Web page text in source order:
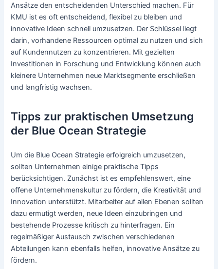
Ansätze den entscheidenden Unterschied machen. Für
KMU ist es oft entscheidend, flexibel zu bleiben und
innovative Ideen schnell umzusetzen. Der Schlüssel liegt
darin, vorhandene Ressourcen optimal zu nutzen und sich
auf Kundennutzen zu konzentrieren. Mit gezielten
Investitionen in Forschung und Entwicklung können auch
kleinere Unternehmen neue Marktsegmente erschließen
und langfristig wachsen.
Tipps zur praktischen Umsetzung
der Blue Ocean Strategie
Um die Blue Ocean Strategie erfolgreich umzusetzen,
sollten Unternehmen einige praktische Tipps
berücksichtigen. Zunächst ist es empfehlenswert, eine
offene Unternehmenskultur zu fördern, die Kreativität und
Innovation unterstützt. Mitarbeiter auf allen Ebenen sollten
dazu ermutigt werden, neue Ideen einzubringen und
bestehende Prozesse kritisch zu hinterfragen. Ein
regelmäßiger Austausch zwischen verschiedenen
Abteilungen kann ebenfalls helfen, innovative Ansätze zu
fördern.